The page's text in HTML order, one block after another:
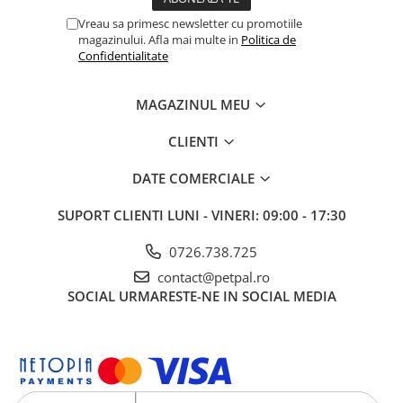
Vreau sa primesc newsletter cu promotiile
magazinului. Afla mai multe in Politica de
Confidentialitate
MAGAZINUL MEU
CLIENTI
DATE COMERCIALE
SUPORT CLIENTI LUNI - VINERI: 09:00 - 17:30
0726.738.725
contact@petpal.ro
SOCIAL URMARESTE-NE IN SOCIAL MEDIA